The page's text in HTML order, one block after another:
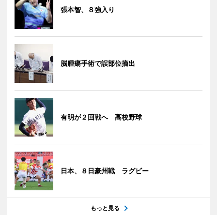
張本智、８強入り
脳腫瘍手術で誤部位摘出
有明が２回戦へ 高校野球
日本、８日豪州戦 ラグビー
もっと見る